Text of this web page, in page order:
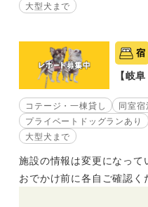
大型犬まで
宿
【岐
コテージ・一棟貸し 同室宿
プライベートドッグランあり
大型犬まで
施設の情報は変更になって
おでかけ前に各自ご確認く